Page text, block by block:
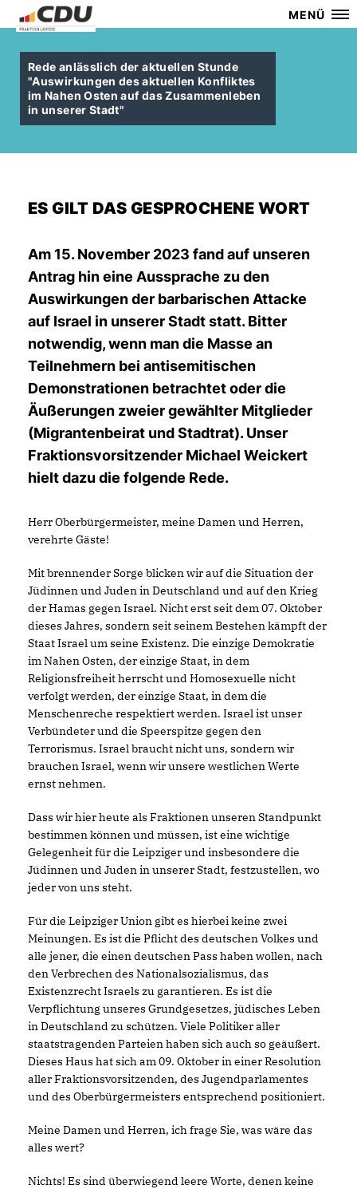
MENÜ
Rede anlässlich der aktuellen Stunde
"Auswirkungen des aktuellen Konfliktes
im Nahen Osten auf das Zusammenleben
in unserer Stadt"
ES GILT DAS GESPROCHENE WORT
Am 15. November 2023 fand auf unseren
Antrag hin eine Aussprache zu den
Auswirkungen der barbarischen Attacke
auf Israel in unserer Stadt statt. Bitter
notwendig, wenn man die Masse an
Teilnehmern bei antisemitischen
Demonstrationen betrachtet oder die
Äußerungen zweier gewählter Mitglieder
(Migrantenbeirat und Stadtrat). Unser
Fraktionsvorsitzender Michael Weickert
hielt dazu die folgende Rede.
Herr Oberbürgermeister, meine Damen und Herren,
verehrte Gäste!
Mit brennender Sorge blicken wir auf die Situation der
Jüdinnen und Juden in Deutschland und auf den Krieg
der Hamas gegen Israel. Nicht erst seit dem 07. Oktober
dieses Jahres, sondern seit seinem Bestehen kämpft der
Staat Israel um seine Existenz. Die einzige Demokratie
im Nahen Osten, der einzige Staat, in dem
Religionsfreiheit herrscht und Homosexuelle nicht
verfolgt werden, der einzige Staat, in dem die
Menschenreche respektiert werden. Israel ist unser
Verbündeter und die Speerspitze gegen den
Terrorismus. Israel braucht nicht uns, sondern wir
brauchen Israel, wenn wir unsere westlichen Werte
ernst nehmen.
Dass wir hier heute als Fraktionen unseren Standpunkt
bestimmen können und müssen, ist eine wichtige
Gelegenheit für die Leipziger und insbesondere die
Jüdinnen und Juden in unserer Stadt, festzustellen, wo
jeder von uns steht.
Für die Leipziger Union gibt es hierbei keine zwei
Meinungen. Es ist die Pflicht des deutschen Volkes und
alle jener, die einen deutschen Pass haben wollen, nach
den Verbrechen des Nationalsozialismus, das
Existenzrecht Israels zu garantieren. Es ist die
Verpflichtung unseres Grundgesetzes, jüdisches Leben
in Deutschland zu schützen. Viele Politiker aller
staatstragenden Parteien haben sich auch so geäußert.
Dieses Haus hat sich am 09. Oktober in einer Resolution
aller Fraktionsvorsitzenden, des Jugendparlamentes
und des Oberbürgermeisters entsprechend positioniert.
Meine Damen und Herren, ich frage Sie, was wäre das
alles wert?
Nichts! Es sind überwiegend leere Worte, denen keine